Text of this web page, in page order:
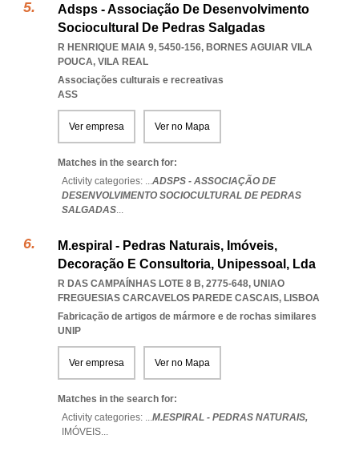
Adsps - Associação De Desenvolvimento
Sociocultural De Pedras Salgadas
R HENRIQUE MAIA 9, 5450-156, BORNES AGUIAR VILA
POUCA, VILA REAL
Associações culturais e recreativas
ASS
Ver empresa Ver no Mapa
Matches in the search for:
Activity categories: ...ADSPS - ASSOCIAÇÃO DE
DESENVOLVIMENTO SOCIOCULTURAL DE PEDRAS
SALGADAS...
M.espiral - Pedras Naturais, Imóveis,
Decoração E Consultoria, Unipessoal, Lda
R DAS CAMPAÍNHAS LOTE 8 B, 2775-648, UNIAO
FREGUESIAS CARCAVELOS PAREDE CASCAIS, LISBOA
Fabricação de artigos de mármore e de rochas similares
UNIP
Ver empresa Ver no Mapa
Matches in the search for:
Activity categories: ...M.ESPIRAL - PEDRAS NATURAIS,
IMÓVEIS...